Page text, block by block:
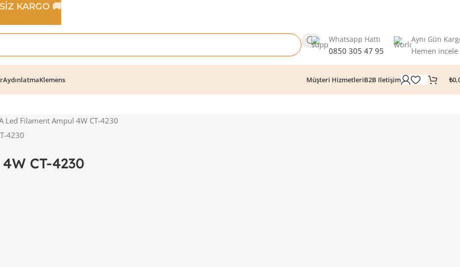
Whatsapp Hattı
0850 305 47 95
Aynı Gün
Hemen incele
AydınlatmaKlemens Müşteri HizmetleriB2B Iletişim ₺
Led Filament Ampul 4W CT-4230
CT-4230
KARGO 🚚